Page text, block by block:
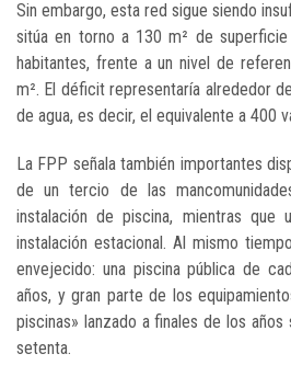
Sin embargo, esta red sigue siendo
sitúa en torno a 130 m² de
habitantes, frente a un nivel de
m². El déficit representaría alrededor
de agua, es decir, el equivalente a 400
La FPP señala también importantes
de un tercio de las
instalación de piscina, mientras
instalación estacional. Al mismo
envejecido: una piscina pública de
años, y gran parte de los
piscinas» lanzado a finales de los
setenta.